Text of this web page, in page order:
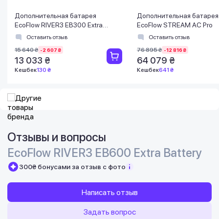
Дополнительная батарея
EcoFlow RIVER3 EB300 Extra
BatteryОставить отзыв
15 640 ₴ -2 607 ₴
13 033 ₴
Кешбек130 ₴
Дополнительная батарея
EcoFlow STREAM AC Pro
Оставить отзыв
76 895 ₴ -12 816 ₴
64 079 ₴
Кешбек641 ₴
Отзывы и вопросы
EcoFlow RIVER3 EB600 Extra Battery
300₴ бонусами за отзыв с фото
Написать отзыв
Задать вопрос